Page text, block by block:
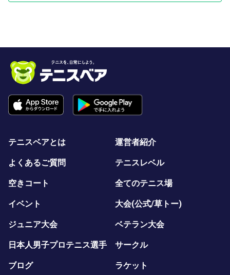
テニスベアとは 運営者紹介
よくあるご質問 テニスレベル
空きコート 全てのテニス場
イベント 大会(公式/草トー)
ジュニア大会 ベテラン大会
日本人男子プロテニス選手 サークル
ブログ ラケット